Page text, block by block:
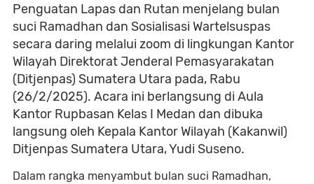
Penguatan Lapas dan Rutan menjelang bulan
suci Ramadhan dan Sosialisasi Wartelsuspas
secara daring melalui zoom di lingkungan Kantor
Wilayah Direktorat Jenderal Pemasyarakatan
(Ditjenpas) Sumatera Utara pada, Rabu
(26/2/2025). Acara ini berlangsung di Aula
Kantor Rupbasan Kelas I Medan dan dibuka
langsung oleh Kepala Kantor Wilayah (Kakanwil)
Ditjenpas Sumatera Utara, Yudi Suseno.
Dalam rangka menyambut bulan suci Ramadhan,